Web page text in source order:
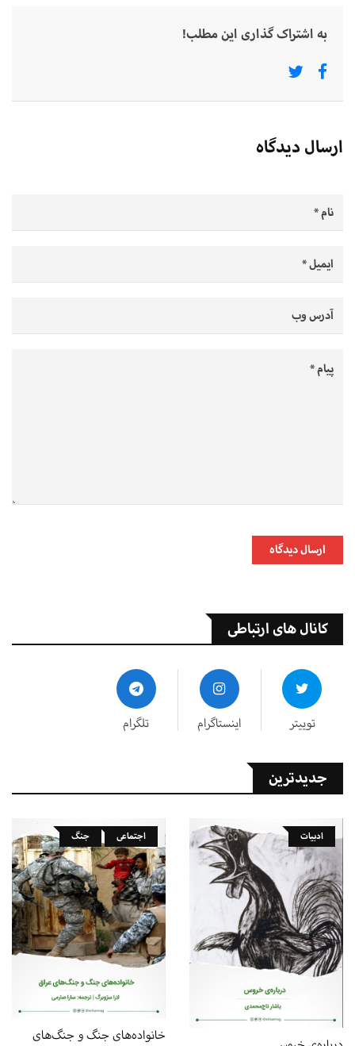
به اشتراک گذاری این مطلب!
ارسال دیدگاه
ارسال دیدگاه
کانال های ارتباطی
توییتر اینستاگرام تلگرام
جدیدترین
ادبیات اجتماعی جنگ
خانواده‌های جنگ و جنگ‌های